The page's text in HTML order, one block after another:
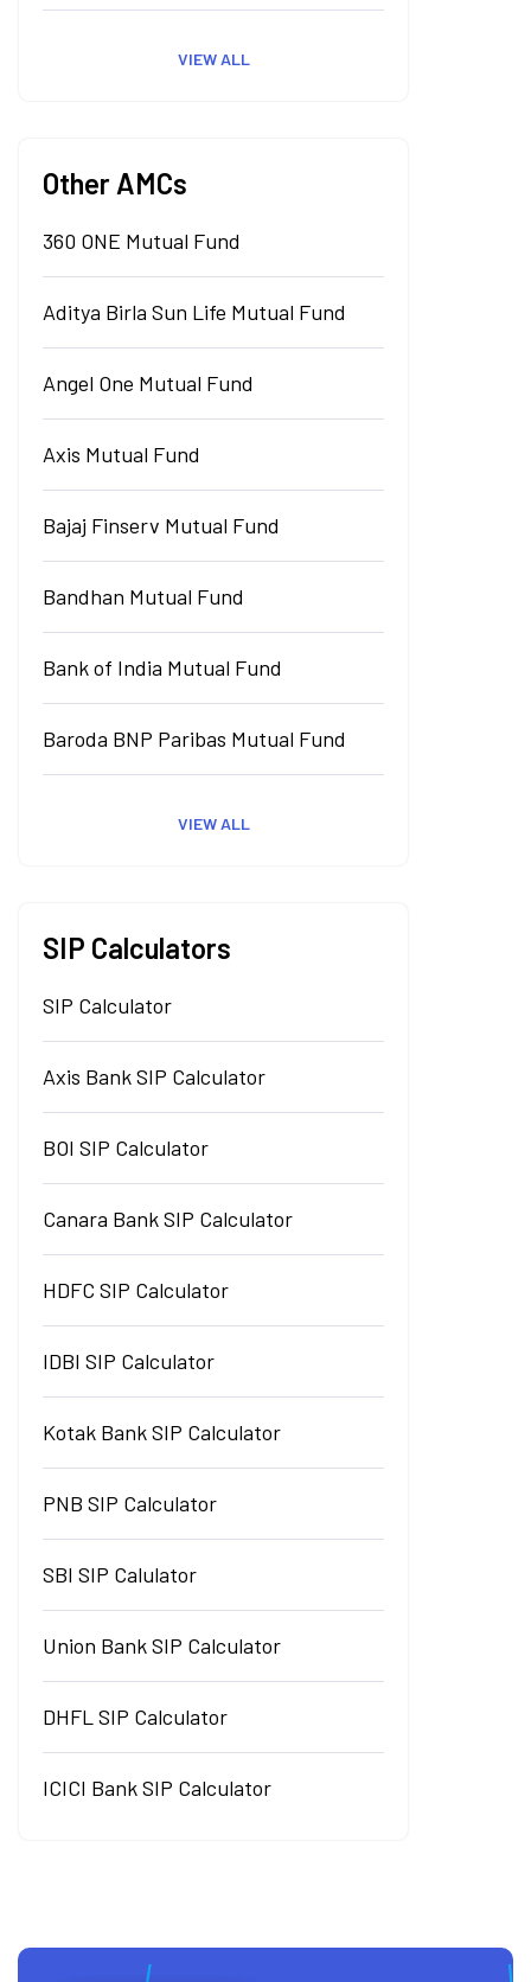
VIEW ALL
Other AMCs
360 ONE Mutual Fund
Aditya Birla Sun Life Mutual Fund
Angel One Mutual Fund
Axis Mutual Fund
Bajaj Finserv Mutual Fund
Bandhan Mutual Fund
Bank of India Mutual Fund
Baroda BNP Paribas Mutual Fund
VIEW ALL
SIP Calculators
SIP Calculator
Axis Bank SIP Calculator
BOI SIP Calculator
Canara Bank SIP Calculator
HDFC SIP Calculator
IDBI SIP Calculator
Kotak Bank SIP Calculator
PNB SIP Calculator
SBI SIP Calulator
Union Bank SIP Calculator
DHFL SIP Calculator
ICICI Bank SIP Calculator